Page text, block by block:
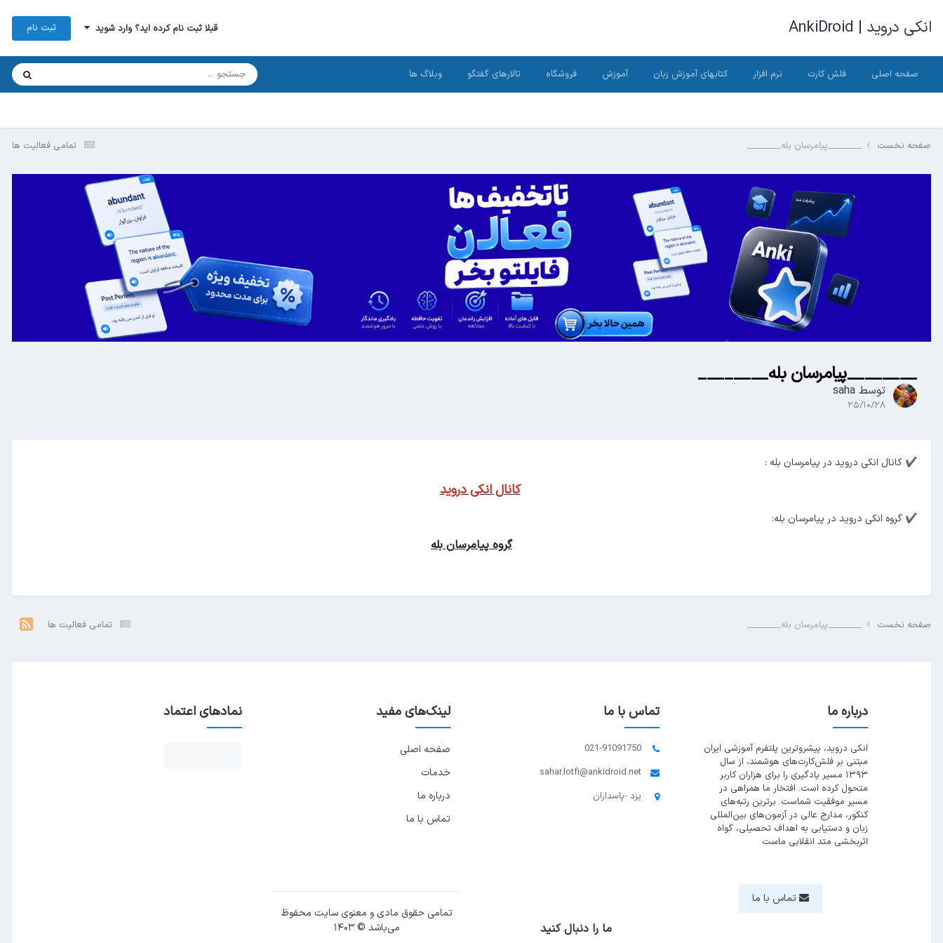
انکی دروید | AnkiDroid قبلا ثبت نام کرده اید؟ وارد شوید ثبت نام
صفحه اصلی فلش کارت نرم افزار کتابهای آموزش زبان آموزش فروشگاه تالارهای گفتگو وبلاگ ها
تمامی فعالیت ها صفحه نخست ________پیامرسان بله________
________پیامرسان بله________
توسط saha
۲۵/۱۰/۲۸
✔️ کانال انکی دروید در پیامرسان بله :
کانال انکی دروید
✔️ گروه انکی دروید در پیامرسان بله:
گروه پیامرسان بله
تمامی فعالیت ها صفحه نخست ________پیامرسان بله________
درباره ما
انکی دروید، پیشروترین پلتفرم آموزشی ایران
مبتنی بر فلش‌کارت‌های هوشمند، از سال
۱۳۹۳ مسیر یادگیری را برای هزاران کاربر
متحول کرده است. افتخار ما همراهی در
مسیر موفقیت شماست. برترین رتبه‌های
کنکور، مدارج عالی در آزمون‌های بین‌المللی
زبان و دستیابی به اهداف تحصیلی، گواه
اثربخشی متد انقلابی ماست
تماس با ما
021-91091750
sahar.lotfi@ankidroid.net
یزد -پاسداران
لینک‌های مفید
صفحه اصلی
خدمات
درباره ما
تماس با ما
نمادهای اعتماد
تماس با ما
ما را دنبال کنید
تمامی حقوق مادی و معنوی سایت محفوظ
می‌باشد © ۱۴۰۳